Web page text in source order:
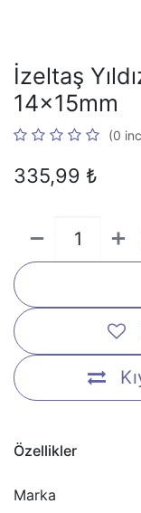
İzeltaş
14x15mm
(0
335,99 ₺
Özellikler
Marka